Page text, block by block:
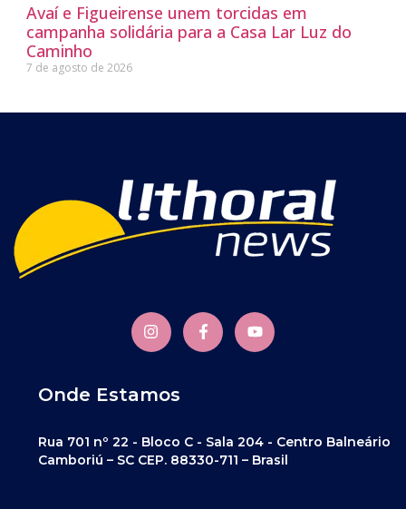
Avaí e Figueirense unem torcidas em
campanha solidária para a Casa Lar Luz do
Caminho
7 de agosto de 2026
Onde Estamos
Rua 701 nº 22 - Bloco C - Sala 204 - Centro Balneário
Camboriú – SC CEP. 88330-711 – Brasil